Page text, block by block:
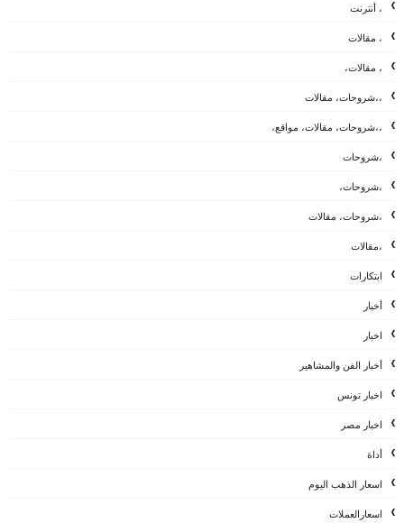
، أنترنت
، مقالات
، مقالات،
،،شروحات، مقالات
،،شروحات، مقالات، مواقع،
،شروحات
،شروحات،
،شروحات، مقالات
،مقالات
ابتكارات
أخبار
اخبار
أخبار الفن والمشاهير
اخبار تونس
اخبار مصر
أداة
اسعار الذهب اليوم
اسعارالعملات